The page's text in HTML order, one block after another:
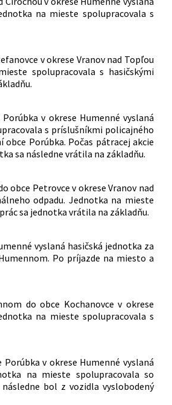
na mieste spolupracovala s
v okrese Vranov nad Topľou
spolupracovala s hasičskými
v okrese Humenné vyslaná
s príslušníkmi policajného
Porúbka. Počas pátracej akcie
sa následne vrátila na základňu.
obce Petrovce v okrese Vranov nad
odpadu. Jednotka na mieste
sa jednotka vrátila na základňu.
vyslaná hasičská jednotka za
Po príjazde na miesto a
do obce Kochanovce v okrese
na mieste spolupracovala s
v okrese Humenné vyslaná
na mieste spolupracovala so
bol z vozidla vyslobodený